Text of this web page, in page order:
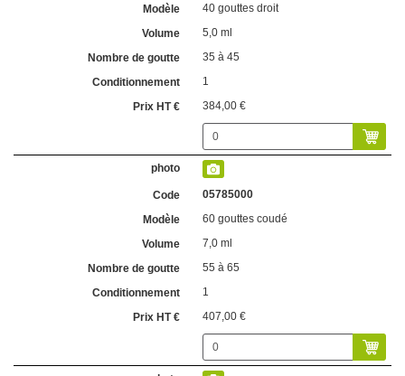
40 gouttes droit
5,0 ml
35 à 45
1
384,00 €
05785000
60 gouttes coudé
7,0 ml
55 à 65
1
407,00 €